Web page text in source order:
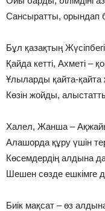
Сансыратты, орындап
Бұл қазақтың
Қайда кетті, Ахметі –
Ұлыларды қайта-қайта
Көзін жойды,
Халел, Жанша –
Алашорда құру үшін
Көсемдердің алдына да
Шешен сөзде ешкімге
Биік мақсат – өз